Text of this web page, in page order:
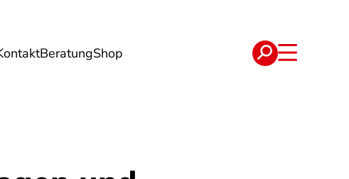
BeratungShop
Reise Verträge